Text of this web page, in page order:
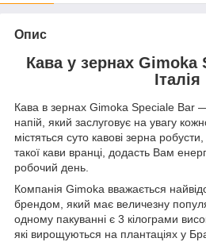
Опис
Кава у зернах Gimoka
Італія
Кава в зернах Gimoka Speciale Bar
напій, який заслуговує на увагу
містяться суто кавові зерна
такої кави вранці, додасть Вам
робочий день.
Компанія Gimoka вважається
брендом, який має величезну
одному пакуванні є 3 кілограми
які вирощуються на плантаціях у